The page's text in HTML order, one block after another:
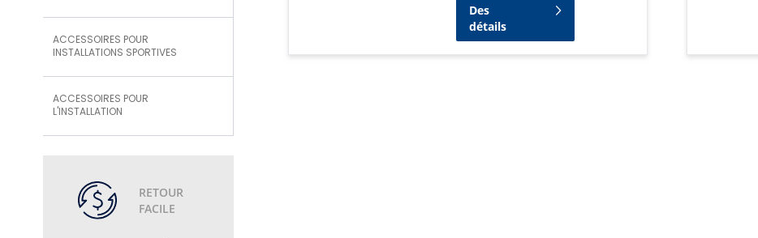
ACCESSOIRES POUR
INSTALLATIONS SPORTIVES
ACCESSOIRES POUR
L'INSTALLATION
RETOUR
FACILE
Des
détails